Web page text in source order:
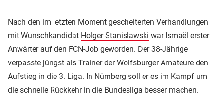
Nach den im letzten Moment gescheiterten Verhandlungen
mit Wunschkandidat Holger Stanislawski war Ismaël erster
Anwärter auf den FCN-Job geworden. Der 38-Jährige
verpasste jüngst als Trainer der Wolfsburger Amateure den
Aufstieg in die 3. Liga. In Nürnberg soll er es im Kampf um
die schnelle Rückkehr in die Bundesliga besser machen.